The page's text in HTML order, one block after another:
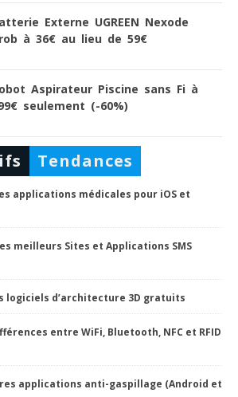
Externe UGREEN Nexode
à 36€ au lieu de 59€
Aspirateur Piscine sans Fi à
seulement (-60%)
Tendances
applications médicales pour iOS et
meilleurs Sites et Applications SMS
logiciels d’architecture 3D gratuits
entre WiFi, Bluetooth, NFC et RFID
applications anti-gaspillage (Android et